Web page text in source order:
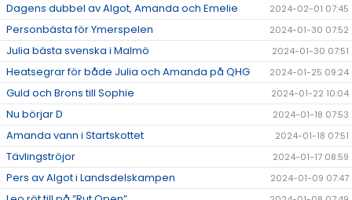
Dagens dubbel av Algot, Amanda och Emelie 2024-02-01 07:45
Personbästa för Ymerspelen 2024-01-30 07:52
Julia bästa svenska i Malmö 2024-01-30 07:51
Heatsegrar för både Julia och Amanda på QHG 2024-01-25 09:24
Guld och Brons till Sophie 2024-01-22 10:04
Nu börjar D 2024-01-18 07:53
Amanda vann i Startskottet 2024-01-18 07:51
Tävlingströjor 2024-01-17 08:59
Pers av Algot i Landsdelskampen 2024-01-09 07:47